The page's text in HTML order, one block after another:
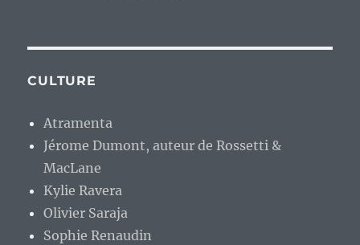
CULTURE
Atramenta
Jérome Dumont, auteur de Rossetti &
MacLane
Kylie Ravera
Olivier Saraja
Sophie Renaudin